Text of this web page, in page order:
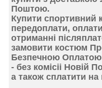
Поштою.
Купити спортивний
передоплати,
отриманні
замовити костюм
Безпечною
- без комісіі Новій
а також сплатити на